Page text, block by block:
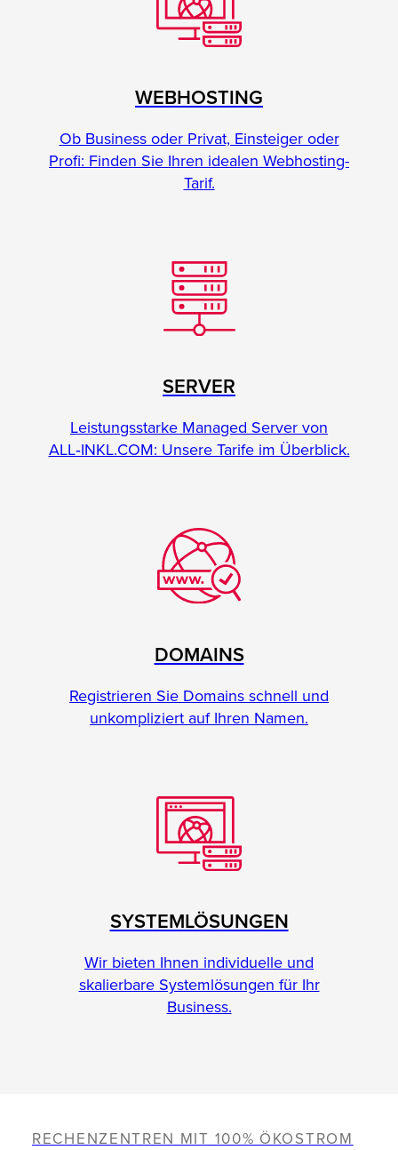
WEBHOSTING
Ob Business oder Privat, Einsteiger oder
Profi: Finden Sie Ihren idealen Webhosting-
Tarif.
SERVER
Leistungsstarke Managed Server von
ALL‑INKL.COM: Unsere Tarife im Überblick.
DOMAINS
Registrieren Sie Domains schnell und
unkompliziert auf Ihren Namen.
SYSTEMLÖSUNGEN
Wir bieten Ihnen individuelle und
skalierbare Systemlösungen für Ihr
Business.
RECHENZENTREN MIT 100% ÖKOSTROM